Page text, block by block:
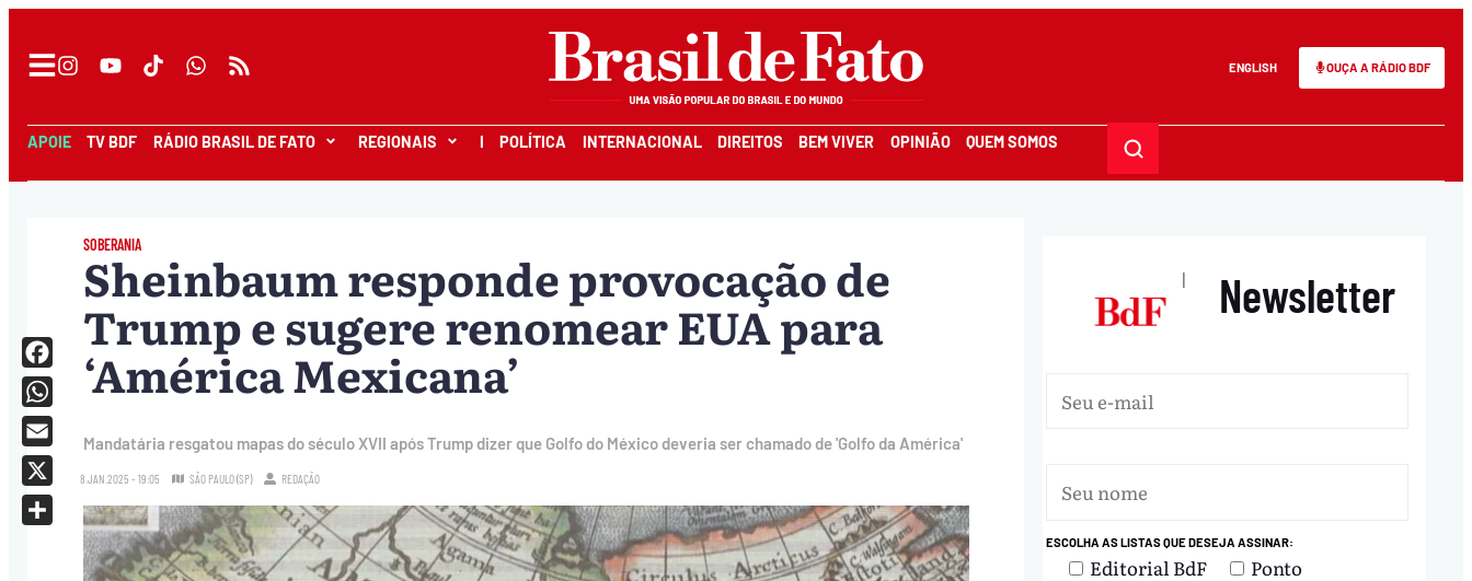
ENGLISH OUÇA A RÁDIO BDF
APOIE TV BDF RÁDIO BRASIL DE FATO REGIONAIS I POLÍTICA INTERNACIONAL DIREITOS BEM VIVER OPINIÃO QUEM SOMOS
SOBERANIA
Sheinbaum responde provocação de
Trump e sugere renomear EUA para
‘América Mexicana’
Mandatária resgatou mapas do século XVII após Trump dizer que Golfo do México deveria ser chamado de 'Golfo da América'
8.JAN.2025 - 19:05 SÃO PAULO (SP) REDAÇÃO
Facebook
WhatsApp
Email
X
| Newsletter
ESCOLHA AS LISTAS QUE DESEJA ASSINAR:
Editorial BdF
Ponto